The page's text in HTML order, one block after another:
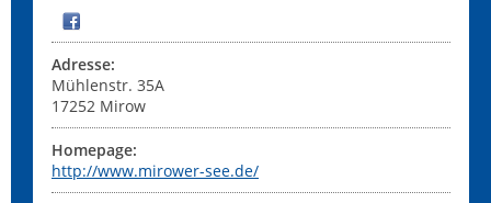
Adresse:
Mühlenstr. 35A
17252 Mirow
Homepage:
http://www.mirower-see.de/